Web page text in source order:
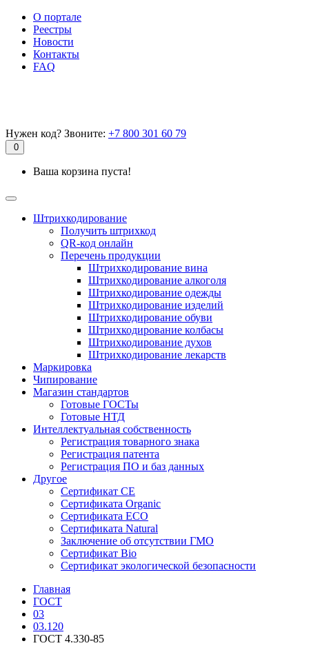
О портале
Реестры
Новости
Контакты
FAQ
Нужен код? Звоните: +7 800 301 60 79
0
Ваша корзина пуста!
Штрихкодирование
Получить штрихкод
QR-код онлайн
Перечень продукции
Штрихкодирование вина
Штрихкодирование алкоголя
Штрихкодирование одежды
Штрихкодирование изделий
Штрихкодирование обуви
Штрихкодирование колбасы
Штрихкодирование духов
Штрихкодирование лекарств
Маркировка
Чипирование
Магазин стандартов
Готовые ГОСТы
Готовые НТД
Интеллектуальная собственность
Регистрация товарного знака
Регистрация патента
Регистрация ПО и баз данных
Другое
Сертификат СЕ
Сертификата Organic
Сертификата ECO
Сертификата Natural
Заключение об отсутствии ГМО
Сертификат Bio
Сертификат экологической безопасности
Главная
ГОСТ
03
03.120
ГОСТ 4.330-85